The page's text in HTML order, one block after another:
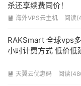
杀还享续费同价！
 海外VPS云主机 阅读
RAKSmart 全球vps
小时计费方式 低价低
 天翼云优惠码 阅读